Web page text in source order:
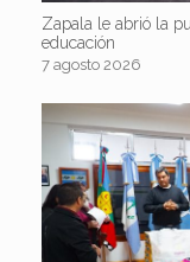
Zapala le abrió la
educación
7 agosto 2026